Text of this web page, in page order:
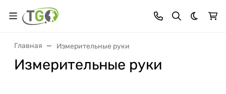
Темная
Главная Измерительные руки
Измерительные руки